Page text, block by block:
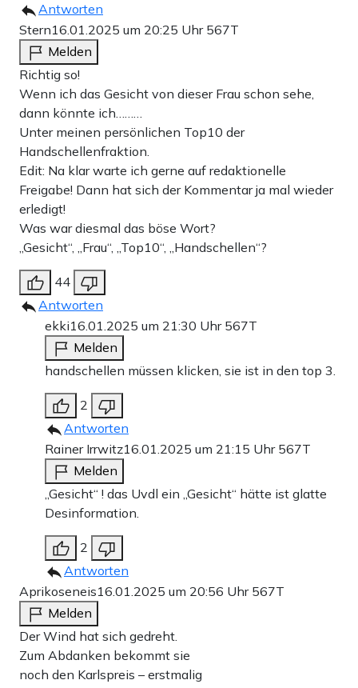
Antworten
Stern16.01.2025 um 20:25 Uhr 567T
Melden
Richtig so!
Wenn ich das Gesicht von dieser Frau schon sehe,
dann könnte ich………
Unter meinen persönlichen Top10 der
Handschellenfraktion.
Edit: Na klar warte ich gerne auf redaktionelle
Freigabe! Dann hat sich der Kommentar ja mal wieder
erledigt!
Was war diesmal das böse Wort?
„Gesicht“, „Frau“, „Top10“, „Handschellen“?
44
Antworten
ekki16.01.2025 um 21:30 Uhr 567T
Melden
handschellen müssen klicken, sie ist in den top 3.
2
Antworten
Rainer Irrwitz16.01.2025 um 21:15 Uhr 567T
Melden
„Gesicht“ ! das Uvdl ein „Gesicht“ hätte ist glatte
Desinformation.
2
Antworten
Aprikoseneis16.01.2025 um 20:56 Uhr 567T
Melden
Der Wind hat sich gedreht.
Zum Abdanken bekommt sie
noch den Karlspreis – erstmalig